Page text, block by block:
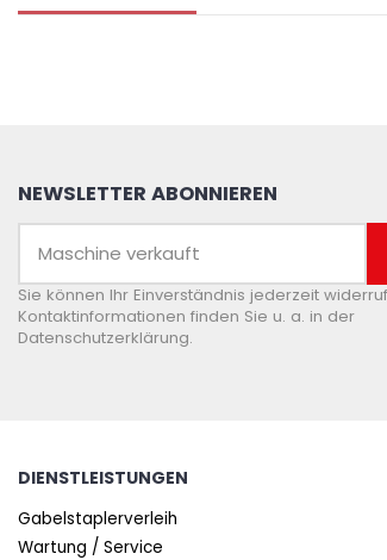
NEWSLETTER ABONNIEREN
Sie können Ihr Einverständnis jederzeit
Kontaktinformationen finden Sie u. a. in der
Datenschutzerklärung.
DIENSTLEISTUNGEN
Gabelstaplerverleih
Wartung / Service